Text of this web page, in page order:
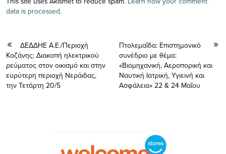
data is processed.
ΔΕΔΔΗΕ Α.Ε./Περιοχή
Κοζάνης: Διακοπή ηλεκτρικού
ρεύματος στον οικισμό και στην
ευρύτερη περιοχή Νεράιδας,
την Τετάρτη 20/5
Πτολεμαΐδα: Επιστημονικό
συνέδριο με θέμα:
«Βιομηχανική, Αεροπορική και
Ναυτική Ιατρική, Υγιεινή και
Ασφάλεια» 22 & 24 Μαΐου